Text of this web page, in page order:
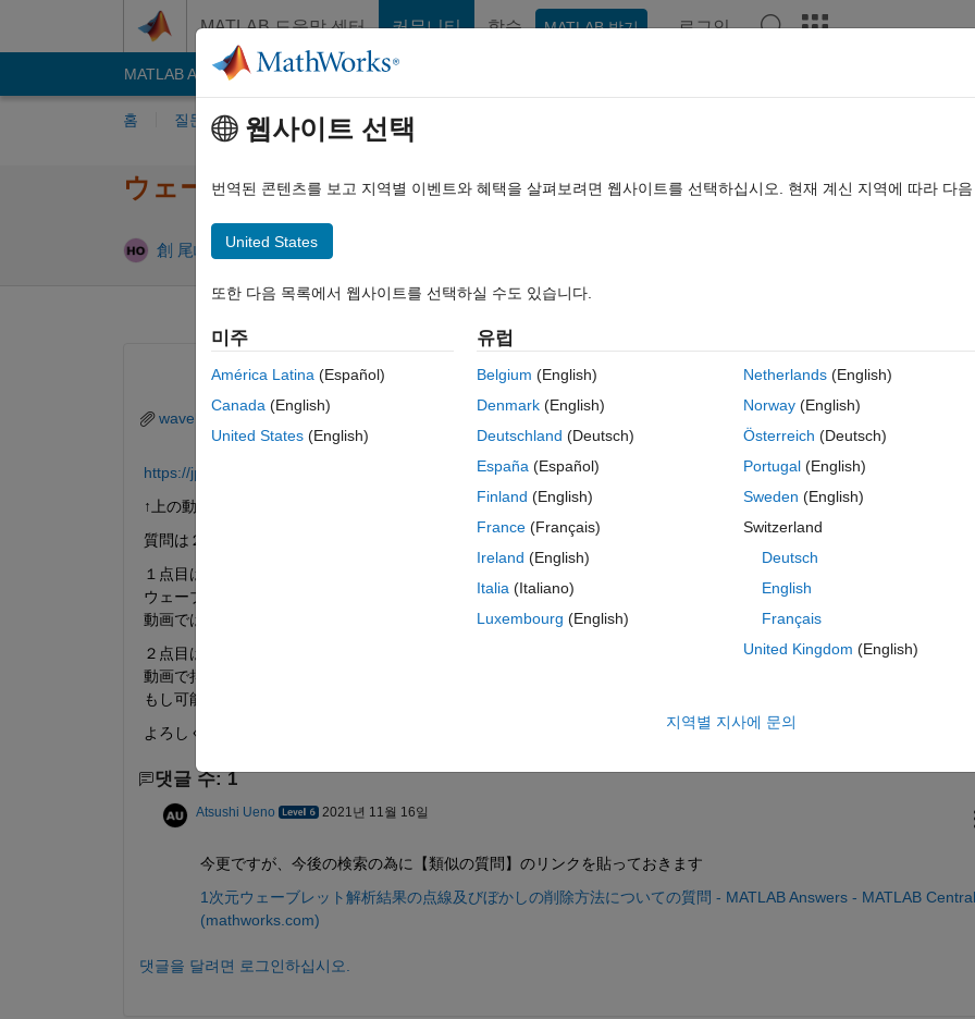
MATLAB 도움말 센터 커뮤니티 학습 MATLAB 받기 로그인
MATLAB Answers File Exchange
홈 질문하기 답변하기 찾아보기
ウェーブレット変換で​入手した画像をアレッ​クスネットで用いたい​
創 尾崎 2021 11월 14
0 개 추천
wavelet.jpg
https://jp.mathworks.com/videos/signal-processing-for-deep-learning-and-machine-learning-1606841609505.html
↑上の動画と同じ作業をしたいと思っています。
質問は２点あります。
１点目は、ファイルの保存形式です、自分が持っているウェーブレット変換の画像は以下の通りで、
ウェーブレット変換した画像以外の余分な部分まで保存されてしまっています。
動画ではウェーブレットの部分だけ保存されているので、同じような保存形式にしたいと思っています。
２点目は、ウェーブレット変換の表示方法です。私のウェーブレット変換の画像では下部に湾曲した点線が現れています
動画で拝見したウェーブレット変換後の画像には点線などがないので、
もし可能であれば点線を消した見やすい画像で保存したいと思っております。
よろしくお願いいたします。
댓글 수: 1
Atsushi Ueno 2021년 11월 16일
今更ですが、今後の検索の為に【類似の質問】のリンクを貼っておきます
1次元ウェーブレット解析結果の点線及びぼかしの削除方法についての質問 - MATLAB Answers - MATLAB Central
(mathworks.com)
댓글을 달려면 로그인하십시오.
웹사이트 선택
번역된 콘텐츠를 보고 지역별 이벤트와 혜택을 살펴보려면 웹사이트를 선택하십시오. 현재 계신 지역에 따라 다
United States
또한 다음 목록에서 웹사이트를 선택하실 수도 있습니다.
미주
América Latina (Español)
Canada (English)
United States (English)
유럽
Belgium (English)
Denmark (English)
Deutschland (Deutsch)
España (Español)
Finland (English)
France (Français)
Ireland (English)
Italia (Italiano)
Luxembourg (English)
Netherlands(English)
Norway(English)
Österreich (Deutsch)
Portugal(English)
Sweden (English)
Switzerland
Deutsch
English
Français
United Kingdom (English)
지역별 지사에 문의